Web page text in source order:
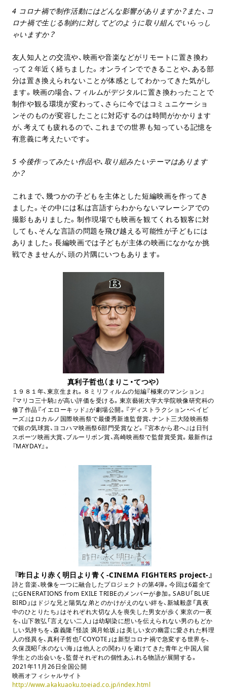
4 コロナ禍で制作活動にはどんな影響がありますか？また、コ
ロナ禍で生じる制約に対してどのように取り組んでいらっし
ゃいますか？
友人知人との交流や、映画や音楽などがリモートに置き換わ
って２年近く経ちました。オンラインでできることや、ある部
分は置き換えられないことが体感としてわかってきた気がし
ます。映画の場合、フィルムがデジタルに置き換わったことで
制作や観る環境が変わって、さらに今ではコミュニケーショ
ンそのものが変容したことに対応するのは時間がかかります
が、考えても疲れるので、これまでの世界も知っている記憶を
有意義に考えたいです。
5 今後作ってみたい作品や、取り組みたいテーマはあります
か？
これまで、幾つかの子どもを主体とした短編映画を作ってき
ました。その中には私は言語すらわからないマレーシアでの
撮影もありました。制作現場でも映画を観てくれる観客に対
しても、そんな言語の問題を飛び越える可能性が子どもには
ありました。長編映画では子どもが主体の映画になかなか挑
戦できませんが、頭の片隅にいつもあります。
真利子哲也（まりこ・てつや）
１９８１年、東京生まれ。８ミリフィルムの短編『極東のマンション』
『マリコ三十騎』が高い評価を受ける。東京藝術大学大学院映像研究科の
修了作品『イエローキッド』が劇場公開。『ディストラクション・ベイビ
ーズ』はロカルノ国際映画祭で最優秀新進監督賞、ナント三大陸映画祭
で銀の気球賞、ヨコハマ映画祭6部門受賞など。『宮本から君へ』は日刊
スポーツ映画大賞、ブルーリボン賞、高崎映画祭で監督賞受賞。最新作は
『MAYDAY』。
『昨日より赤く明日より青く-CINEMA FIGHTERS project-』
詩と音楽、映像を一つに融合したプロジェクトの第4弾。今回は6篇全て
にGENERATIONS from EXILE TRIBEのメンバーが参加。SABU「BLUE
BIRD」はドジな兄と陽気な弟とのかけがえのない絆を、新城毅彦「真夜
中のひとりたち」はそれぞれ大切な人を喪失した男女が歩く東京の一夜
を、山下敦弘「言えない二人」は幼馴染に想いを伝えられない男のもどか
しい気持ちを、森義隆「怪談 満月蛤坂」は美しい女の幽霊に愛された料理
人の怪異を、真利子哲也「COYOTE」は新型コロナ禍で急変する世界を、
久保茂昭「水のない海」は他人との関わりを避けてきた青年と中国人留
学生との出会いを、監督それぞれの個性あふれる物語が展開する。
2021年11月26日全国公開
映画オフィシャルサイト
http://www.akakuaoku.toeiad.co.jp/index.html